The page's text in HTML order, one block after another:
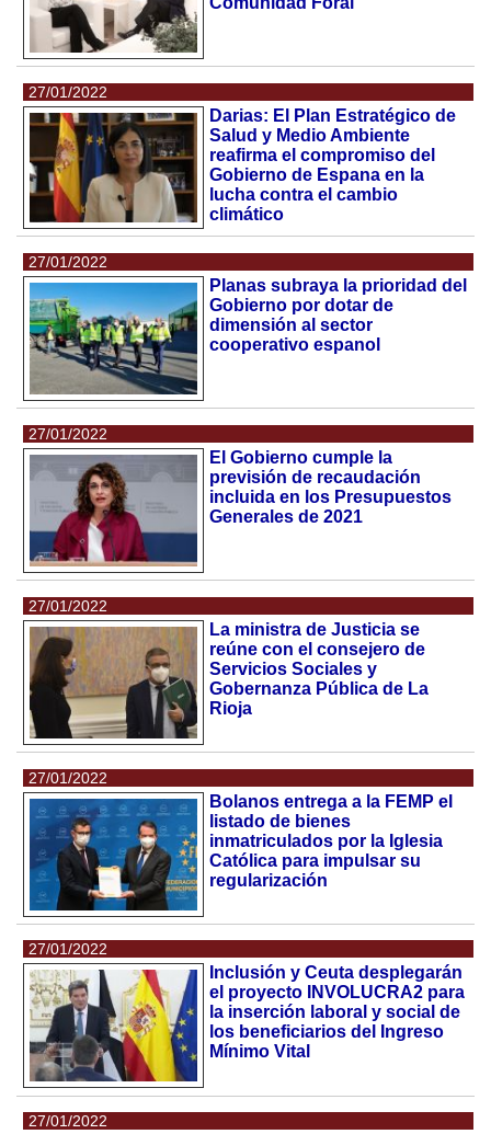
27/01/2022
Darias: El Plan Estratégico de
Salud y Medio Ambiente
reafirma el compromiso del
Gobierno de Espana en la
lucha contra el cambio
climático
27/01/2022
Planas subraya la prioridad del
Gobierno por dotar de
dimensión al sector
cooperativo espanol
27/01/2022
El Gobierno cumple la
previsión de recaudación
incluida en los Presupuestos
Generales de 2021
27/01/2022
La ministra de Justicia se
reúne con el consejero de
Servicios Sociales y
Gobernanza Pública de La
Rioja
27/01/2022
Bolanos entrega a la FEMP el
listado de bienes
inmatriculados por la Iglesia
Católica para impulsar su
regularización
27/01/2022
Inclusión y Ceuta desplegarán
el proyecto INVOLUCRA2 para
la inserción laboral y social de
los beneficiarios del Ingreso
Mínimo Vital
27/01/2022